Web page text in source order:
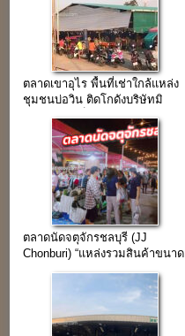
ตลาดเขาอุไร พื้นที่เช่าใกล้แหล่ง
ชุมชนบ่อวิน ติดโกดังบริษัทมิ
ชลิน แล้วเสร็จใน 2 ปี
ตลาดนัดจตุจักรชลบุรี (JJ
Chonburi) “แหล่งรวมสินค้าขนาด